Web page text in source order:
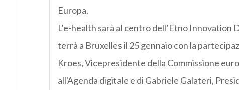
Europa.
L’e-health sarà al centro dell’Etno Innovation
terrà a Bruxelles il 25 gennaio con la
Kroes, Vicepresidente della Commissione
all'Agenda digitale e di Gabriele Galateri,